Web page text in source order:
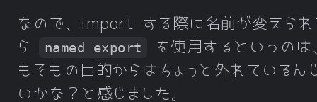
なので、import する際に名前が変えられ
ら
named export
を使用するというのは
もそもの目的からはちょっと外れているん
いかな？と感じました。